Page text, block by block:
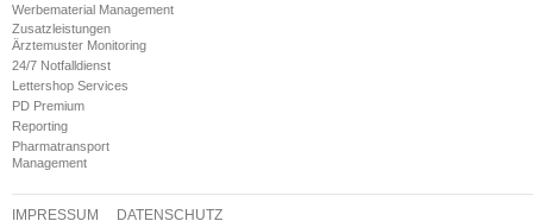
Werbematerial Management
Zusatzleistungen
Ärztemuster Monitoring
24/7 Notfalldienst
Lettershop Services
PD Premium
Reporting
Pharmatransport
Management
IMPRESSUM DATENSCHUTZ